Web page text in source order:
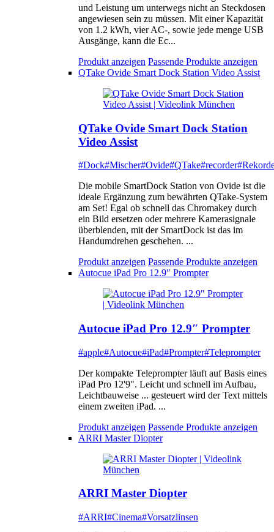
und Leistung um unterwegs nicht an Steckdosen
angewiesen sein zu müssen. Mit einer Kapazität
von 1.2 kWh, vier AC-, sowie jede menge USB
Ausgänge, kann die Ec...
Produkt anzeigen Passende Produkte anzeigen
QTake Ovide Smart Dock Station Video Assist
QTake Ovide Smart Dock Station
Video Assist
#Dock#Mischer#Ovide#QTake#recorder
Die mobile SmartDock Station von Ovide ist die
ideale Ergänzung zum bewährten QTake-System
am Set! Egal ob schnell das Chromakey durch
ein Bild ersetzen oder mehrere Kamerasignale
überblenden, mit der SmartDock ist das im
Handumdrehen geschehen. ...
Produkt anzeigen Passende Produkte anzeigen
Autocue iPad Pro 12.9″ Prompter
Autocue iPad Pro 12.9″ Prompter
#apple#Autocue#iPad#Prompter#Teleprompter
Der kompakte Teleprompter läuft auf Basis eines
iPad Pro 12'9". Leicht und schnell im Aufbau,
Leichtbauweise ... gesteuert wird der Text mittels
einem zweiten iPad. ...
Produkt anzeigen Passende Produkte anzeigen
ARRI Master Diopter
ARRI Master Diopter
#ARRI#Cinema#Vorsatzlinsen